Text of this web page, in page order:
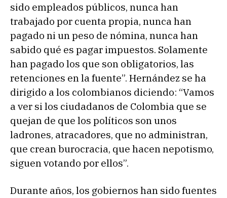
sido empleados públicos, nunca han
trabajado por cuenta propia, nunca han
pagado ni un peso de nómina, nunca han
sabido qué es pagar impuestos. Solamente
han pagado los que son obligatorios, las
retenciones en la fuente”. Hernández se ha
dirigido a los colombianos diciendo: “Vamos
a ver si los ciudadanos de Colombia que se
quejan de que los políticos son unos
ladrones, atracadores, que no administran,
que crean burocracia, que hacen nepotismo,
siguen votando por ellos”.
Durante años, los gobiernos han sido fuentes